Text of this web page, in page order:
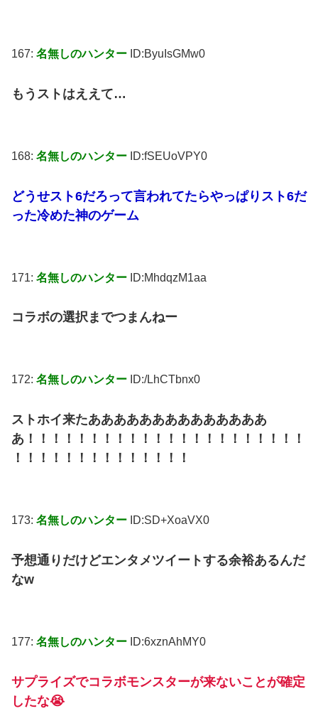
167: 名無しのハンター ID:ByuIsGMw0
もうストはええて…
168: 名無しのハンター ID:fSEUoVPY0
どうせスト6だろって言われてたらやっぱりスト6だ
った冷めた神のゲーム
171: 名無しのハンター ID:MhdqzM1aa
コラボの選択までつまんねー
172: 名無しのハンター ID:/LhCTbnx0
ストホイ来たああああああああああああああ
あ！！！！！！！！！！！！！！！！！！！！！！
！！！！！！！！！！！！！！
173: 名無しのハンター ID:SD+XoaVX0
予想通りだけどエンタメツイートする余裕あるんだ
なw
177: 名無しのハンター ID:6xznAhMY0
サプライズでコラボモンスターが来ないことが確定
したな😭